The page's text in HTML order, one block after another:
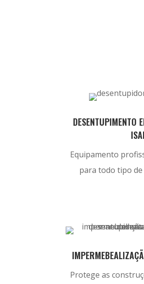
DESENTUPIMENTO
Equipamento
para todo tipo
Protege as